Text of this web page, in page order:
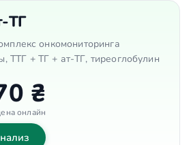
ТГ
онкомониторинга
ТТГ + ТГ + ат-ТГ, тиреоглобулин
₴
онлайн